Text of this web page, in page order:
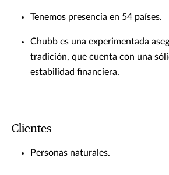
Tenemos presencia en 54 países.
Chubb es una experimentada
tradición, que cuenta con una
estabilidad financiera.
Clientes
Personas naturales.